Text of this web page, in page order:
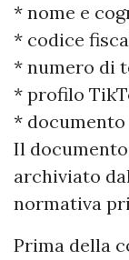
* nome e
* codice
* numero di
* profilo
*
Il
archiviato
normativa
Prima della